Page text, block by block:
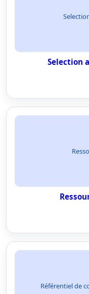
Selection
Référentiel de